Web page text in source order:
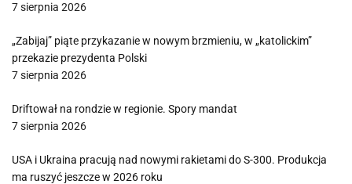
7 sierpnia 2026
„Zabijaj” piąte przykazanie w nowym brzmieniu, w „katolickim”
przekazie prezydenta Polski
7 sierpnia 2026
Driftował na rondzie w regionie. Spory mandat
7 sierpnia 2026
USA i Ukraina pracują nad nowymi rakietami do S-300. Produkcja
ma ruszyć jeszcze w 2026 roku